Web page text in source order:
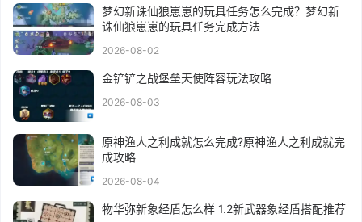
梦幻新诛仙狼崽崽的玩具任务怎么完成？梦幻新
诛仙狼崽崽的玩具任务完成方法
2026-08-02
金铲铲之战堡垒天使阵容玩法攻略
2026-08-03
原神渔人之利成就怎么完成?原神渔人之利成就完
成攻略
2026-08-04
物华弥新象经盾怎么样 1.2新武器象经盾搭配推荐